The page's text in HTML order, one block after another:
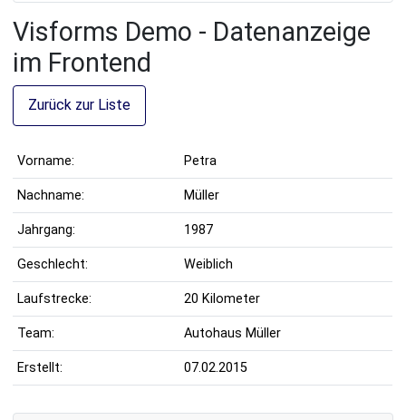
Visforms Demo - Datenanzeige
im Frontend
Zurück zur Liste
Vorname: Petra
Nachname: Müller
Jahrgang: 1987
Geschlecht: Weiblich
Laufstrecke: 20 Kilometer
Team: Autohaus Müller
Erstellt: 07.02.2015